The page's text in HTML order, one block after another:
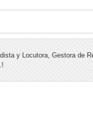
y Locutora, Gestora de